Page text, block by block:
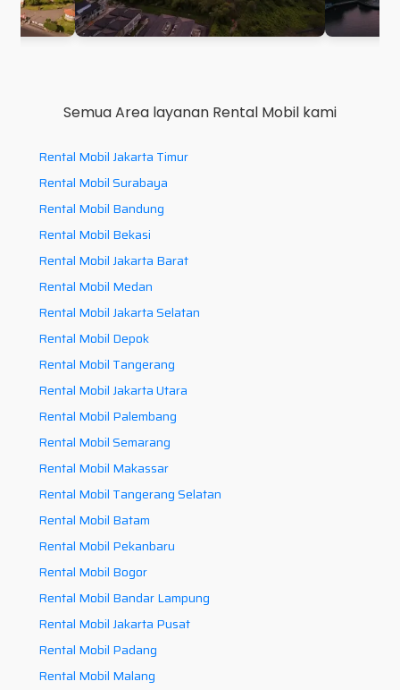
Semua Area layanan Rental Mobil kami
Rental Mobil Jakarta Timur
Rental Mobil Surabaya
Rental Mobil Bandung
Rental Mobil Bekasi
Rental Mobil Jakarta Barat
Rental Mobil Medan
Rental Mobil Jakarta Selatan
Rental Mobil Depok
Rental Mobil Tangerang
Rental Mobil Jakarta Utara
Rental Mobil Palembang
Rental Mobil Semarang
Rental Mobil Makassar
Rental Mobil Tangerang Selatan
Rental Mobil Batam
Rental Mobil Pekanbaru
Rental Mobil Bogor
Rental Mobil Bandar Lampung
Rental Mobil Jakarta Pusat
Rental Mobil Padang
Rental Mobil Malang